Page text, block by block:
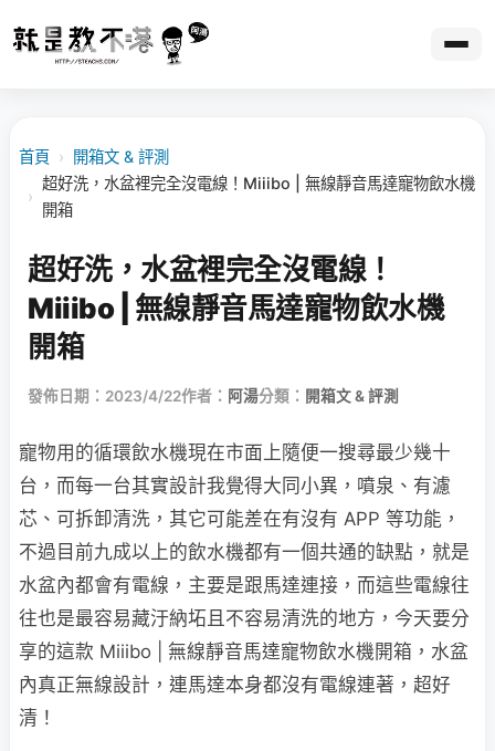
首頁 › 開箱文 & 評測
›
超好洗，水盆裡完全沒電線！Miiibo | 無線靜音馬達寵物飲水機
開箱
超好洗，水盆裡完全沒電線！
Miiibo | 無線靜音馬達寵物飲水機
開箱
發佈日期：2023/4/22作者： 阿湯分類： 開箱文 & 評測
寵物用的循環飲水機現在市面上隨便一搜尋最少幾十
台，而每一台其實設計我覺得大同小異，噴泉、有濾
芯、可拆卸清洗，其它可能差在有沒有 APP 等功能，
不過目前九成以上的飲水機都有一個共通的缺點，就是
水盆內都會有電線，主要是跟馬達連接，而這些電線往
往也是最容易藏汙納坧且不容易清洗的地方，今天要分
享的這款 Miiibo | 無線靜音馬達寵物飲水機開箱，水盆
內真正無線設計，連馬達本身都沒有電線連著，超好
清！